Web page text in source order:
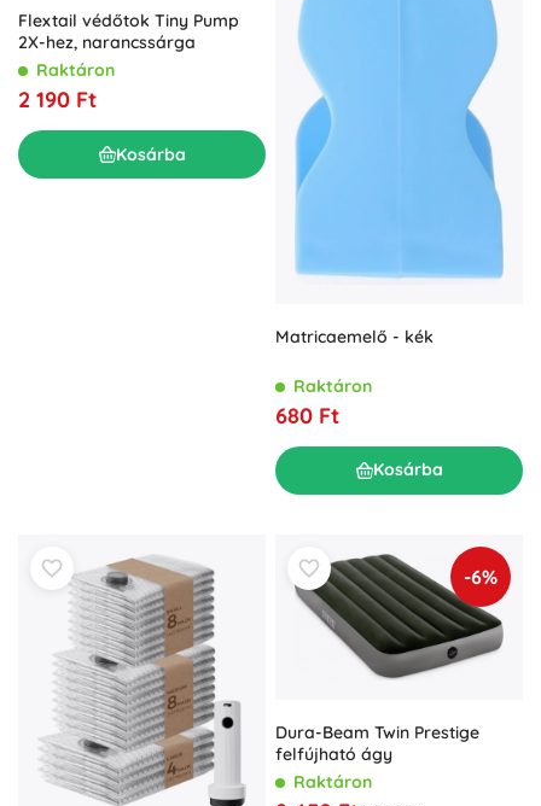
Flextail védőtok Tiny Pump
2X-hez, narancssárga
Raktáron
2 190 Ft
Kosárba
Matricaemelő - kék
Raktáron
680 Ft
Kosárba
-6%
Dura-Beam Twin Prestige
felfújható ágy
Raktáron